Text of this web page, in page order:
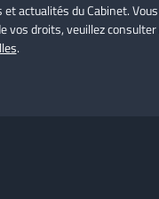
actualités du Cabinet.
vos droits, veuillez
.